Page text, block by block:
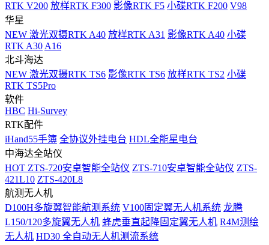
RTK V200 放样RTK F300 影像RTK F5 小碟RTK F200 V98
华星
NEW 激光双摄RTK A40 放样RTK A31 影像RTK A40 小碟
RTK A30 A16
北斗海达
NEW 激光双摄RTK TS6 影像RTK TS6 放样RTK TS2 小碟
RTK TS5Pro
软件
HBC Hi-Survey
RTK配件
iHand55手簿 全协议外挂电台 HDL全能星电台
中海达全站仪
HOT ZTS-720安卓智能全站仪 ZTS-710安卓智能全站仪 ZTS-
421L10 ZTS-420L8
航测无人机
D100H多旋翼智能航测系统 V100固定翼无人机系统 龙腾
L150/120多旋翼无人机 蜂虎垂直起降固定翼无人机 R4M测绘
无人机 HD30 全自动无人机测流系统